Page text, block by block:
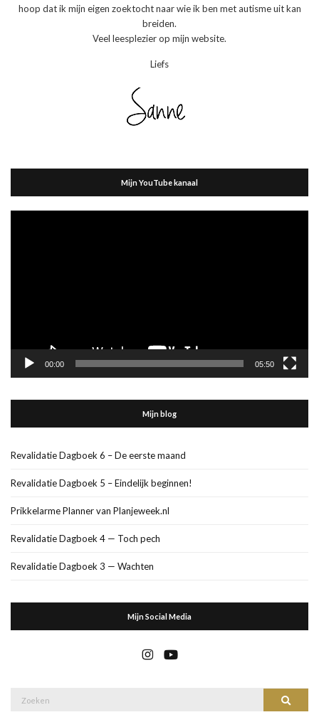
hoop dat ik mijn eigen zoektocht naar wie ik ben met autisme uit kan
breiden.
Veel leesplezier op mijn website.
Liefs
Mijn YouTube kanaal
00:00 05:50
Mijn blog
Revalidatie Dagboek 6 – De eerste maand
Revalidatie Dagboek 5 – Eindelijk beginnen!
Prikkelarme Planner van Planjeweek.nl
Revalidatie Dagboek 4 — Toch pech
Revalidatie Dagboek 3 — Wachten
Mijn Social Media